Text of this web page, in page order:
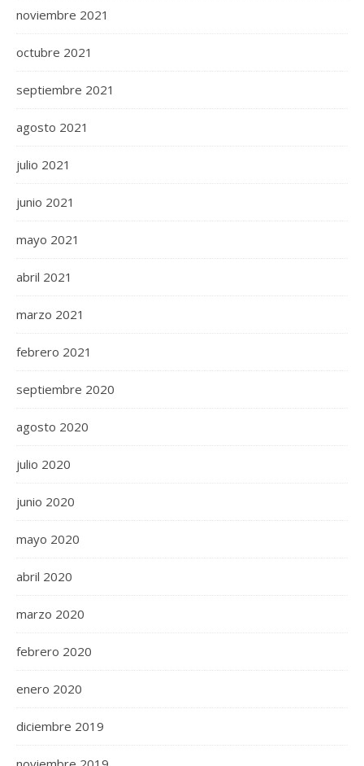
noviembre 2021
octubre 2021
septiembre 2021
agosto 2021
julio 2021
junio 2021
mayo 2021
abril 2021
marzo 2021
febrero 2021
septiembre 2020
agosto 2020
julio 2020
junio 2020
mayo 2020
abril 2020
marzo 2020
febrero 2020
enero 2020
diciembre 2019